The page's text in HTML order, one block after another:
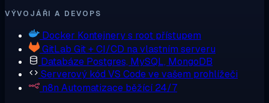
VÝVOJÁŘI A DEVOPS
Docker Kontejnery s root přístupem
GitLab Git + CI/CD na vlastním serveru
Databáze Postgres, MySQL, MongoDB
Serverový kód VS Code ve vašem prohlížeči
n8n Automatizace běžící 24/7